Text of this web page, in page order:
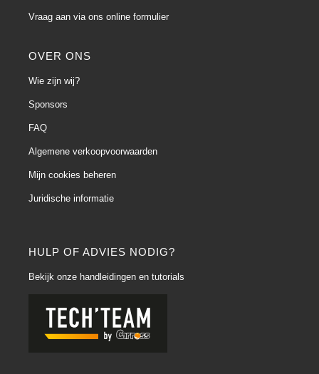
HULP OF ADVIES NODIG?
Bekijk onze handleidingen en tutorials
Vraag aan via ons online formulier
OVER ONS
Wie zijn wij?
Sponsors
FAQ
Algemene verkoopvoorwaarden
Mijn cookies beheren
Juridische informatie